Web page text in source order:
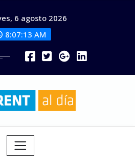
6 agosto 2026
8:07:14 AM